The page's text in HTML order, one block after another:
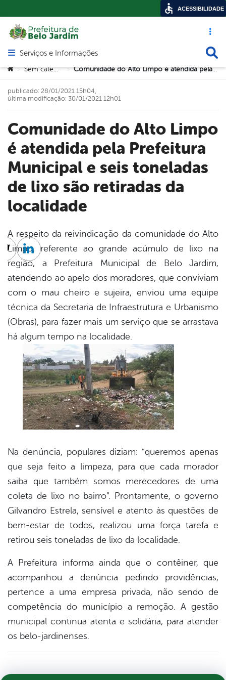
Acesso
Abrir menu principal de navegação
Serviços e Informações
Você está aqui:
> Sem categoria > Comunidade do Alto Limpo é atendida pela Prefeitura Municipal e seis toneladas de lixo são retiradas da localidade
Comunidade do Alto Limpo
é atendida pela Prefeitura
Municipal e seis toneladas
de lixo são retiradas da
localidade
publicado: 28/01/2021 15h04,
última modificação: 30/01/2021 12h01
A respeito da reivindicação da comunidade do Alto
Limpo, referente ao grande acúmulo de lixo na
região, a Prefeitura Municipal de Belo Jardim,
atendendo ao apelo dos moradores, que conviviam
com o mau cheiro e sujeira, enviou uma equipe
técnica da Secretaria de Infraestrutura e Urbanismo
(Obras), para fazer mais um serviço que se arrastava
há algum tempo na localidade.
Na denúncia, populares diziam: “queremos apenas
que seja feito a limpeza, para que cada morador
saiba que também somos merecedores de uma
coleta de lixo no bairro”. Prontamente, o governo
Gilvandro Estrela, sensível e atento às questões de
bem-estar de todos, realizou uma força tarefa e
retirou seis toneladas de lixo da localidade.
A Prefeitura informa ainda que o contêiner, que
acompanhou a denúncia pedindo providências,
pertence a uma empresa privada, não sendo de
competência do município a remoção. A gestão
municipal continua atenta e solidária, para atender
os belo-jardinenses.
TwitterLinkedin
ACESSIBILIDADE